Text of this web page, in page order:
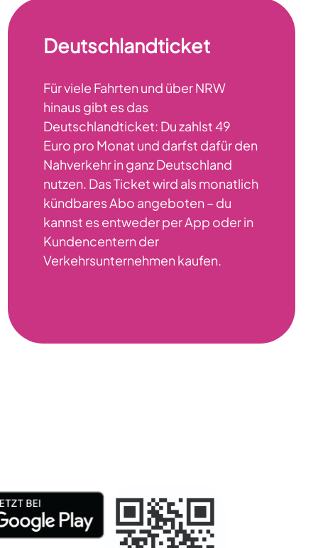
Deutschlandticket
Für viele Fahrten und über NRW
hinaus gibt es das
Deutschlandticket: Du zahlst 49
Euro pro Monat und darfst dafür den
Nahverkehr in ganz Deutschland
nutzen. Das Ticket wird als monatlich
kündbares Abo angeboten – du
kannst es entweder per App oder in
Kundencentern der
Verkehrsunternehmen kaufen.